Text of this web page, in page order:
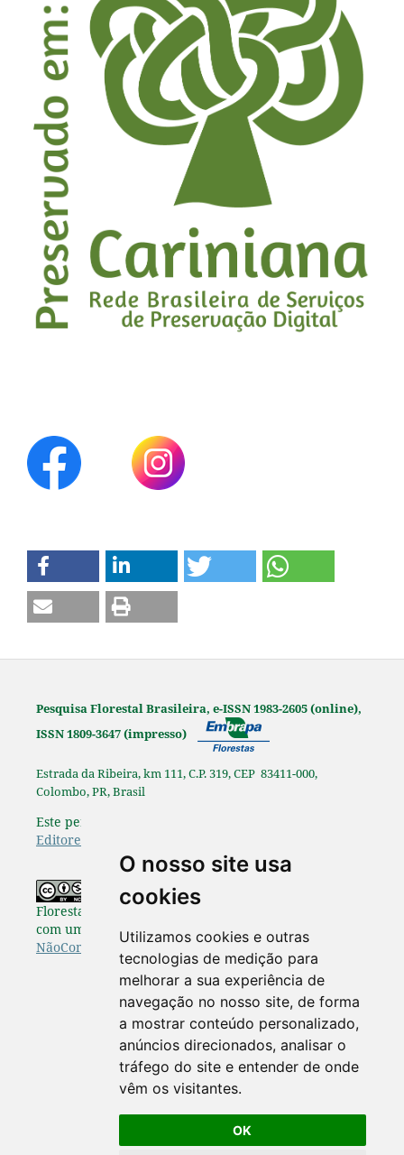
O nosso site usa
cookies
Utilizamos cookies e outras
tecnologias de medição para
melhorar a sua experiência de
navegação no nosso site, de forma
a mostrar conteúdo personalizado,
anúncios direcionados, analisar o
tráfego do site e entender de onde
vêm os visitantes.
OK
Pesquisa Florestal Brasileira, e-ISSN 1983-2605 (online),
ISSN 1809-3647 (impresso)
Estrada da Ribeira, km 111, C.P. 319, CEP 83411-000,
Colombo, PR, Brasil
Este periódico é afiliado à
Editores Científicos
Os originais publicados na Pesquisa
Florestal Brasileira estão disponibilizados de acordo
com uma Licença Creative Commons Atribuição-
NãoComercial-SemDerivações 4.0 Internacional